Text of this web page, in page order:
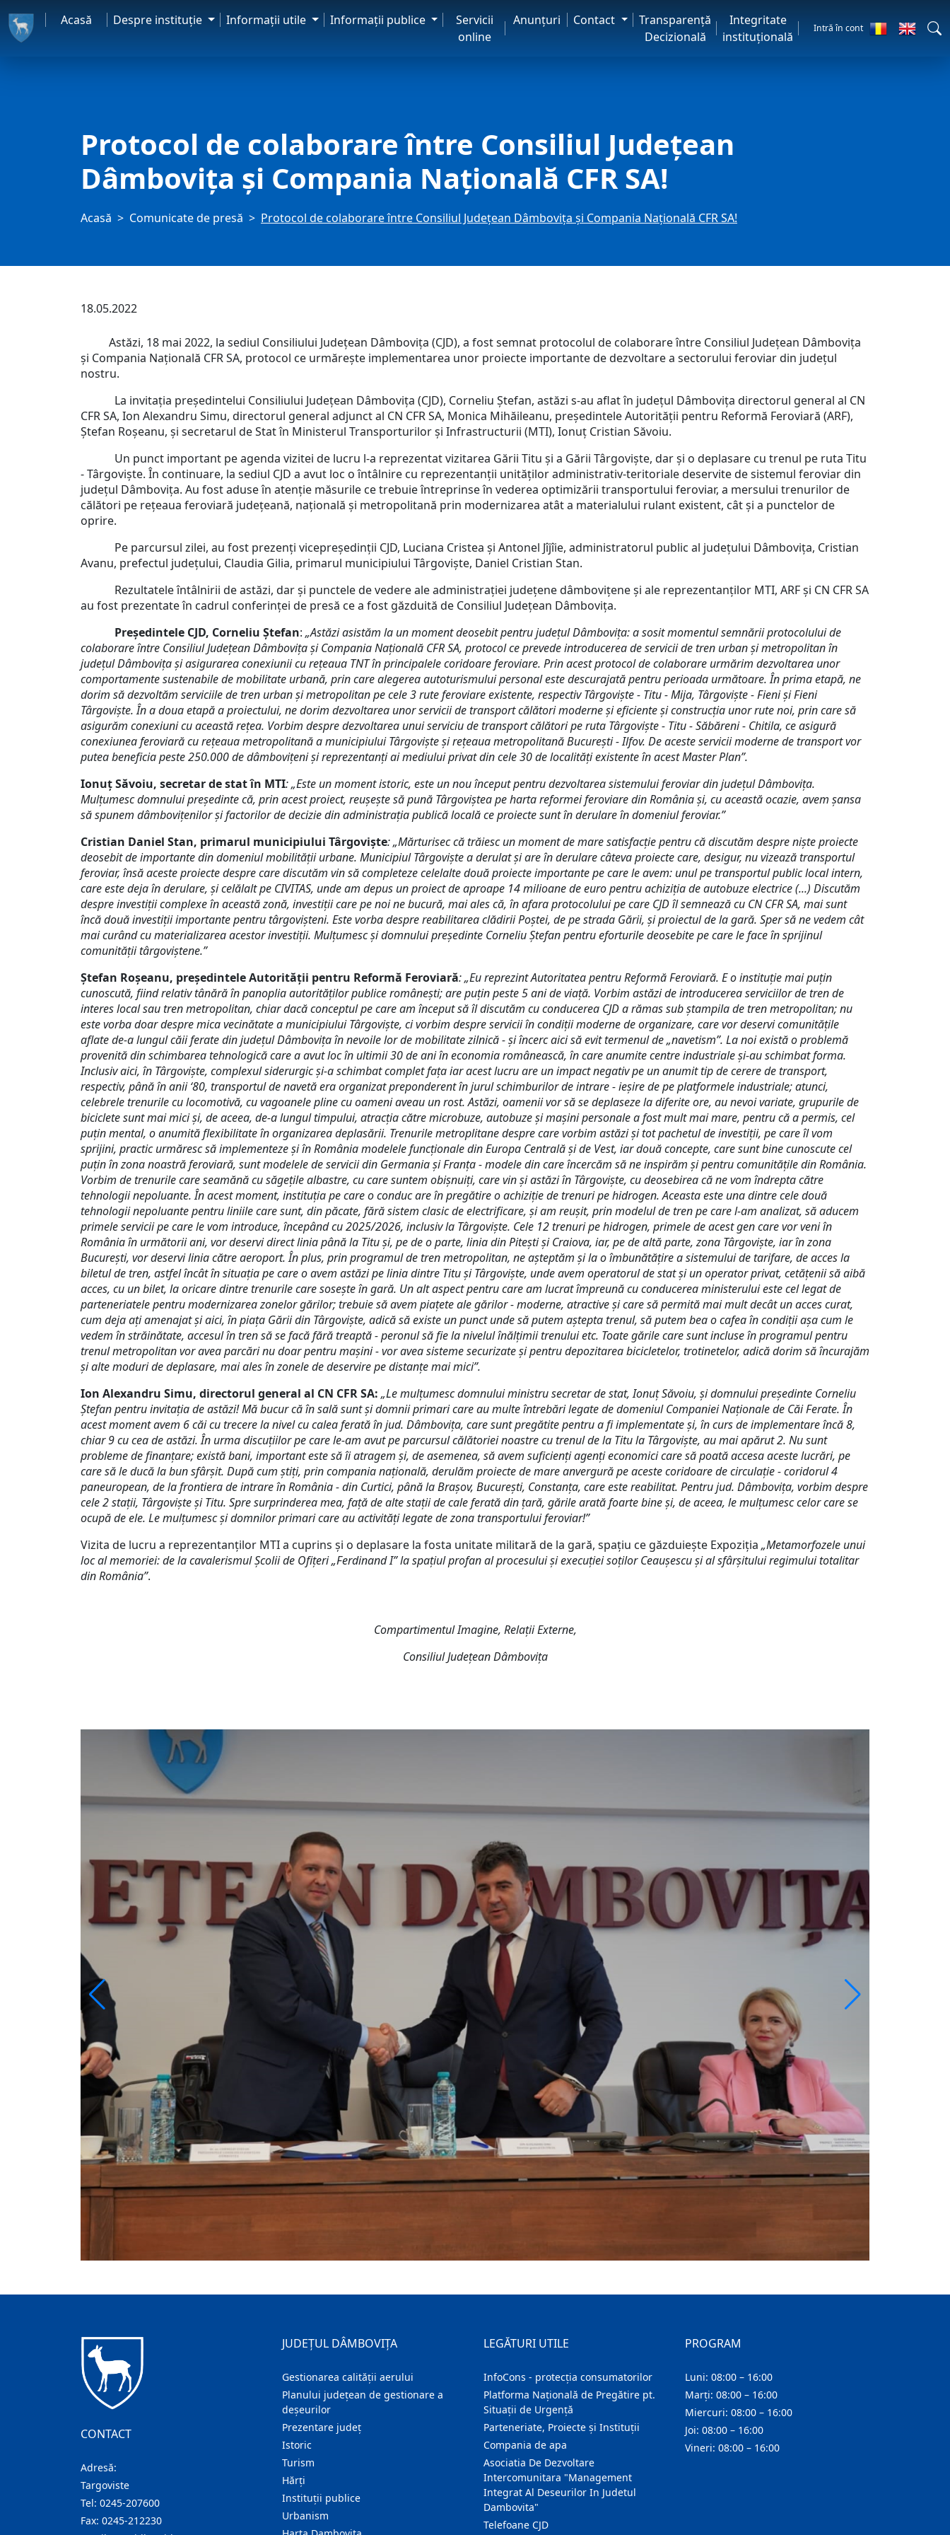
Acasă Despre instituţie Informaţii utile Informaţii publice
Servicii
online
Anunţuri Contact
Transparență
Decizională
Integritate
instituțională
Intră în cont
Protocol de colaborare între Consiliul Județean
Dâmbovița și Compania Națională CFR SA!
Acasă Comunicate de presă Protocol de colaborare între Consiliul Județean Dâmbovița și Compania Națională CFR SA!
18.05.2022
Astăzi, 18 mai 2022, la sediul Consiliului Județean Dâmbovița (CJD), a fost semnat protocolul de colaborare între Consiliul Județean Dâmbovița
și Compania Națională CFR SA, protocol ce urmărește implementarea unor proiecte importante de dezvoltare a sectorului feroviar din județul
nostru.
La invitația președintelui Consiliului Județean Dâmbovița (CJD), Corneliu Ștefan, astăzi s-au aflat în județul Dâmbovița directorul general al CN
CFR SA, Ion Alexandru Simu, directorul general adjunct al CN CFR SA, Monica Mihăileanu, președintele Autorității pentru Reformă Feroviară (ARF),
Ștefan Roșeanu, și secretarul de Stat în Ministerul Transporturilor și Infrastructurii (MTI), Ionuț Cristian Săvoiu.
Un punct important pe agenda vizitei de lucru l-a reprezentat vizitarea Gării Titu și a Gării Târgoviște, dar și o deplasare cu trenul pe ruta Titu
- Târgoviște. În continuare, la sediul CJD a avut loc o întâlnire cu reprezentanții unităților administrativ-teritoriale deservite de sistemul feroviar din
județul Dâmbovița. Au fost aduse în atenție măsurile ce trebuie întreprinse în vederea optimizării transportului feroviar, a mersului trenurilor de
călători pe rețeaua feroviară județeană, națională și metropolitană prin modernizarea atât a materialului rulant existent, cât și a punctelor de
oprire.
Pe parcursul zilei, au fost prezenți vicepreședinții CJD, Luciana Cristea și Antonel Jîjîie, administratorul public al județului Dâmbovița, Cristian
Avanu, prefectul județului, Claudia Gilia, primarul municipiului Târgoviște, Daniel Cristian Stan.
Rezultatele întâlnirii de astăzi, dar și punctele de vedere ale administrației județene dâmbovițene și ale reprezentanților MTI, ARF și CN CFR SA
au fost prezentate în cadrul conferinței de presă ce a fost găzduită de Consiliul Județean Dâmbovița.
Președintele CJD, Corneliu Ștefan: „Astăzi asistăm la un moment deosebit pentru județul Dâmbovița: a sosit momentul semnării protocolului de
colaborare între Consiliul Județean Dâmbovița și Compania Națională CFR SA, protocol ce prevede introducerea de servicii de tren urban și metropolitan în
județul Dâmbovița și asigurarea conexiunii cu rețeaua TNT în principalele coridoare feroviare. Prin acest protocol de colaborare urmărim dezvoltarea unor
comportamente sustenabile de mobilitate urbană, prin care alegerea autoturismului personal este descurajată pentru perioada următoare. În prima etapă, ne
dorim să dezvoltăm serviciile de tren urban și metropolitan pe cele 3 rute feroviare existente, respectiv Târgoviște - Titu - Mija, Târgoviște - Fieni și Fieni
Târgoviște. În a doua etapă a proiectului, ne dorim dezvoltarea unor servicii de transport călători moderne și eficiente și construcția unor rute noi, prin care să
asigurăm conexiuni cu această rețea. Vorbim despre dezvoltarea unui serviciu de transport călători pe ruta Târgoviște - Titu - Săbăreni - Chitila, ce asigură
conexiunea feroviară cu rețeaua metropolitană a municipiului Târgoviște și rețeaua metropolitană București - Ilfov. De aceste servicii moderne de transport vor
putea beneficia peste 250.000 de dâmbovițeni și reprezentanți ai mediului privat din cele 30 de localități existente în acest Master Plan”.
Ionuț Săvoiu, secretar de stat în MTI: „Este un moment istoric, este un nou început pentru dezvoltarea sistemului feroviar din județul Dâmbovița.
Mulțumesc domnului președinte că, prin acest proiect, reușește să pună Târgoviștea pe harta reformei feroviare din România și, cu această ocazie, avem șansa
să spunem dâmbovițenilor și factorilor de decizie din administrația publică locală ce proiecte sunt în derulare în domeniul feroviar.”
Cristian Daniel Stan, primarul municipiului Târgoviște: „Mărturisec că trăiesc un moment de mare satisfacție pentru că discutăm despre niște proiecte
deosebit de importante din domeniul mobilității urbane. Municipiul Târgoviște a derulat și are în derulare câteva proiecte care, desigur, nu vizează transportul
feroviar, însă aceste proiecte despre care discutăm vin să completeze celelalte două proiecte importante pe care le avem: unul pe transportul public local intern,
care este deja în derulare, și celălalt pe CIVITAS, unde am depus un proiect de aproape 14 milioane de euro pentru achiziția de autobuze electrice (...) Discutăm
despre investiții complexe în această zonă, investiții care pe noi ne bucură, mai ales că, în afara protocolului pe care CJD îl semnează cu CN CFR SA, mai sunt
încă două investiții importante pentru târgovișteni. Este vorba despre reabilitarea clădirii Poștei, de pe strada Gării, și proiectul de la gară. Sper să ne vedem cât
mai curând cu materializarea acestor investiții. Mulțumesc și domnului președinte Corneliu Ștefan pentru eforturile deosebite pe care le face în sprijinul
comunității târgoviștene.”
Ștefan Roșeanu, președintele Autorității pentru Reformă Feroviară: „Eu reprezint Autoritatea pentru Reformă Feroviară. E o instituție mai puțin
cunoscută, fiind relativ tânără în panoplia autorităților publice românești; are puțin peste 5 ani de viață. Vorbim astăzi de introducerea serviciilor de tren de
interes local sau tren metropolitan, chiar dacă conceptul pe care am început să îl discutăm cu conducerea CJD a rămas sub ștampila de tren metropolitan; nu
este vorba doar despre mica vecinătate a municipiului Târgoviște, ci vorbim despre servicii în condiții moderne de organizare, care vor deservi comunitățile
aflate de-a lungul căii ferate din județul Dâmbovița în nevoile lor de mobilitate zilnică - și încerc aici să evit termenul de „navetism”. La noi există o problemă
provenită din schimbarea tehnologică care a avut loc în ultimii 30 de ani în economia românească, în care anumite centre industriale și-au schimbat forma.
Inclusiv aici, în Târgoviște, complexul siderurgic și-a schimbat complet fața iar acest lucru are un impact negativ pe un anumit tip de cerere de transport,
respectiv, până în anii‘80, transportul de navetă era organizat preponderent în jurul schimburilor de intrare - ieșire de pe platformele industriale; atunci,
celebrele trenurile cu locomotivă, cu vagoanele pline cu oameni aveau un rost. Astăzi, oamenii vor să se deplaseze la diferite ore, au nevoi variate, grupurile de
biciclete sunt mai mici și, de aceea, de-a lungul timpului, atracția către microbuze, autobuze și mașini personale a fost mult mai mare, pentru că a permis, cel
puțin mental, o anumită flexibilitate în organizarea deplasării. Trenurile metroplitane despre care vorbim astăzi și tot pachetul de investiții, pe care îl vom
sprijini, practic urmăresc să implementeze și în România modelele funcționale din Europa Centrală și de Vest, iar două concepte, care sunt bine cunoscute cel
puțin în zona noastră feroviară, sunt modelele de servicii din Germania și Franța - modele din care încercăm să ne inspirăm și pentru comunitățile din România.
Vorbim de trenurile care seamănă cu săgețile albastre, cu care suntem obișnuiți, care vin și astăzi în Târgoviște, cu deosebirea că ne vom îndrepta către
tehnologii nepoluante. În acest moment, instituția pe care o conduc are în pregătire o achiziție de trenuri pe hidrogen. Aceasta este una dintre cele două
tehnologii nepoluante pentru liniile care sunt, din păcate, fără sistem clasic de electrificare, și am reușit, prin modelul de tren pe care l-am analizat, să aducem
primele servicii pe care le vom introduce, începând cu 2025/2026, inclusiv la Târgoviște. Cele 12 trenuri pe hidrogen, primele de acest gen care vor veni în
România în următorii ani, vor deservi direct linia până la Titu și, pe de o parte, linia din Pitești și Craiova, iar, pe de altă parte, zona Târgoviște, iar în zona
București, vor deservi linia către aeroport. În plus, prin programul de tren metropolitan, ne așteptăm și la o îmbunătățire a sistemului de tarifare, de acces la
biletul de tren, astfel încât în situația pe care o avem astăzi pe linia dintre Titu și Târgoviște, unde avem operatorul de stat și un operator privat, cetățenii să aibă
acces, cu un bilet, la oricare dintre trenurile care sosește în gară. Un alt aspect pentru care am lucrat împreună cu conducerea ministerului este cel legat de
parteneriatele pentru modernizarea zonelor gărilor; trebuie să avem piațete ale gărilor - moderne, atractive și care să permită mai mult decât un acces curat,
cum deja ați amenajat și aici, în piața Gării din Târgoviște, adică să existe un punct unde să putem aștepta trenul, să putem bea o cafea în condiții așa cum le
vedem în străinătate, accesul în tren să se facă fără treaptă - peronul să fie la nivelul înălțimii trenului etc. Toate gările care sunt incluse în programul pentru
trenul metropolitan vor avea parcări nu doar pentru mașini - vor avea sisteme securizate și pentru depozitarea bicicletelor, trotinetelor, adică dorim să încurajăm
și alte moduri de deplasare, mai ales în zonele de deservire pe distanțe mai mici”.
Ion Alexandru Simu, directorul general al CN CFR SA: „Le mulțumesc domnului ministru secretar de stat, Ionuț Săvoiu, și domnului președinte Corneliu
Ștefan pentru invitația de astăzi! Mă bucur că în sală sunt și domnii primari care au multe întrebări legate de domeniul Companiei Naționale de Căi Ferate. În
acest moment avem 6 căi cu trecere la nivel cu calea ferată în jud. Dâmbovița, care sunt pregătite pentru a fi implementate și, în curs de implementare încă 8,
chiar 9 cu cea de astăzi. În urma discuțiilor pe care le-am avut pe parcursul călătoriei noastre cu trenul de la Titu la Târgoviște, au mai apărut 2. Nu sunt
probleme de finanțare; există bani, important este să îi atragem și, de asemenea, să avem suficienți agenți economici care să poată accesa aceste lucrări, pe
care să le ducă la bun sfârșit. După cum știți, prin compania națională, derulăm proiecte de mare anvergură pe aceste coridoare de circulație - coridorul 4
paneuropean, de la frontiera de intrare în România - din Curtici, până la Brașov, București, Constanța, care este reabilitat. Pentru jud. Dâmbovița, vorbim despre
cele 2 stații, Târgoviște și Titu. Spre surprinderea mea, față de alte stații de cale ferată din țară, gările arată foarte bine și, de aceea, le mulțumesc celor care se
ocupă de ele. Le mulțumesc și domnilor primari care au activități legate de zona transportului feroviar!”
Vizita de lucru a reprezentanților MTI a cuprins și o deplasare la fosta unitate militară de la gară, spațiu ce găzduiește Expoziţia „Metamorfozele unui
loc al memoriei: de la cavalerismul Şcolii de Ofiţeri „Ferdinand I” la spaţiul profan al procesului şi execuţiei soţilor Ceauşescu şi al sfârşitului regimului totalitar
din România”.
Compartimentul Imagine, Relații Externe,
Consiliul Județean Dâmbovița
CONTACT
Adresă:
Targoviste
Tel: 0245-207600
Fax: 0245-212230
JUDEȚUL DÂMBOVIȚA
Gestionarea calității aerului
Planului județean de gestionare a
deșeurilor
Prezentare judeţ
Istoric
Turism
Hărţi
Instituţii publice
Urbanism
LEGĂTURI UTILE
InfoCons - protecția consumatorilor
Platforma Națională de Pregătire pt.
Situații de Urgență
Parteneriate, Proiecte și Instituții
Compania de apa
Asociatia De Dezvoltare
Intercomunitara "Management
Integrat Al Deseurilor In Judetul
Dambovita"
Telefoane CJD
PROGRAM
Luni: 08:00 – 16:00
Marți: 08:00 – 16:00
Miercuri: 08:00 – 16:00
Joi: 08:00 – 16:00
Vineri: 08:00 – 16:00